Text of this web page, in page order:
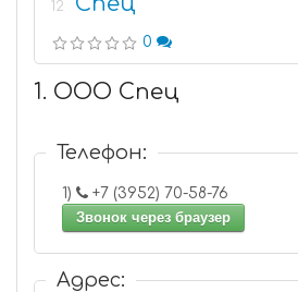
12
0
1. ООО Спец
Телефон:
1)
+7 (3952) 70-58-76
Звонок через браузер
Адрес: